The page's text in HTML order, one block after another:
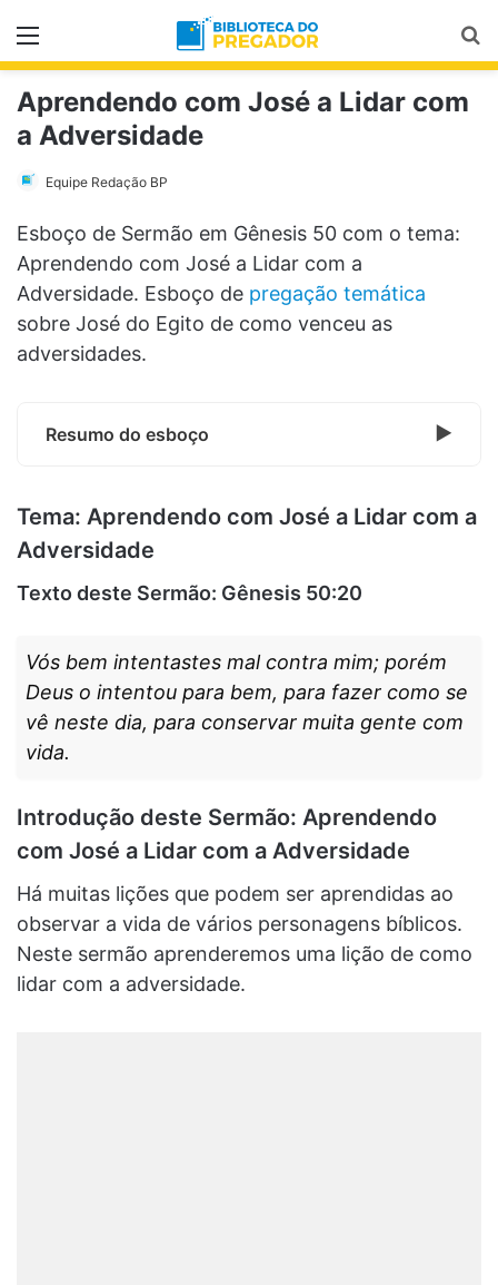
Menu
Aprendendo com José a Lidar com
a Adversidade
Equipe Redação BP
Esboço de Sermão em Gênesis 50 com o tema:
Aprendendo com José a Lidar com a
Adversidade. Esboço de pregação temática
sobre José do Egito de como venceu as
adversidades.
Resumo do esboço
Tema: Aprendendo com José a Lidar com a
Adversidade
Texto deste Sermão: Gênesis 50:20
Vós bem intentastes mal contra mim; porém
Deus o intentou para bem, para fazer como se
vê neste dia, para conservar muita gente com
vida.
Introdução deste Sermão: Aprendendo
com José a Lidar com a Adversidade
Há muitas lições que podem ser aprendidas ao
observar a vida de vários personagens bíblicos.
Neste sermão aprenderemos uma lição de como
lidar com a adversidade.